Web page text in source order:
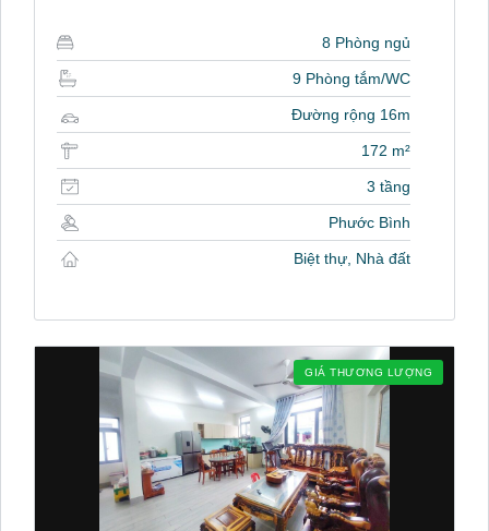
8 Phòng ngủ
9 Phòng tắm/WC
Đường rộng 16m
172 m²
3 tầng
Phước Bình
Biệt thự, Nhà đất
GIÁ THƯƠNG LƯỢNG